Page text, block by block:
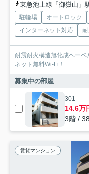
東急池上線「御嶽山」
駐輪場 オートロック
インターネット対応
耐
耐震耐火構造旭化成ヘー
ネット無料Wi-Fi！
募集中の部屋
301
14.6万
3階 /
賃貸マンション